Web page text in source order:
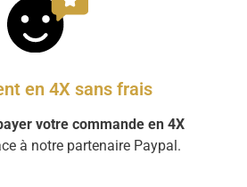
en 4X sans frais
votre commande en 4X
à notre partenaire Paypal.